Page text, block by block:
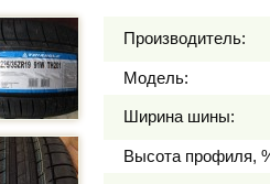
Производитель:
Модель:
Ширина шины:
Высота профиля,